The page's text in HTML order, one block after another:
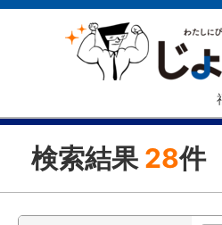
検索結果 28件